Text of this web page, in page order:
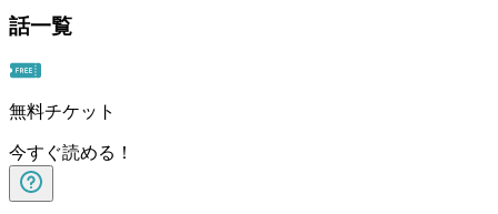
話一覧
無料チケット
今すぐ読める！